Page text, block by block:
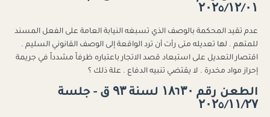
۲۰۲٥/۱۲/۰۱
عدم تقيد المحكمة بالوصف الذي تسبغه النيابة العامة على الفعل المسند
للمتهم . لها تعديله متى رأت أن ترد الواقعة إلى الوصف القانوني السليم .
اقتصار التعديل على استبعاد قصد الاتجار باعتباره ظرفاً مشدداً في جريمة
إحراز مواد مخدرة . لا يقتضي تنبيه الدفاع . علة ذلك ؟
الطعن رقم ۱۸٦۳۰ لسنة ۹۳ ق - جلسة
۲۰۲٥/۱۱/۲۷